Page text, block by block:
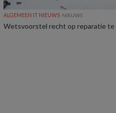
ALGEMEEN IT NIEUWS NIEUWS
Wetsvoorstel recht op reparatie te